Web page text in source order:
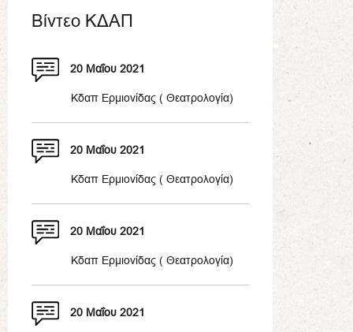
Βίντεο ΚΔΑΠ
20 Μαΐου 2021
Κδαπ Ερμιονίδας ( Θεατρολογία)
20 Μαΐου 2021
Κδαπ Ερμιονίδας ( Θεατρολογία)
20 Μαΐου 2021
Κδαπ Ερμιονίδας ( Θεατρολογία)
20 Μαΐου 2021